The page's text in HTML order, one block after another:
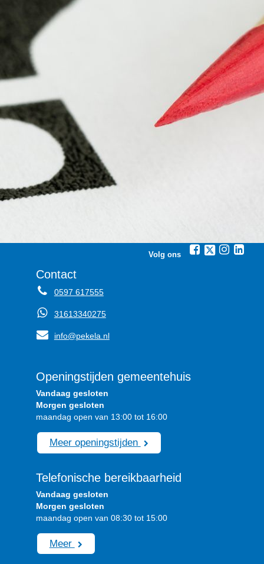
Volg ons
Contact
0597 617555
31613340275
info@pekela.nl
Openingstijden gemeentehuis
Vandaag gesloten
Morgen gesloten
maandag open van 13:00 tot 16:00
Meer openingstijden
Telefonische bereikbaarheid
Vandaag gesloten
Morgen gesloten
maandag open van 08:30 tot 15:00
Meer